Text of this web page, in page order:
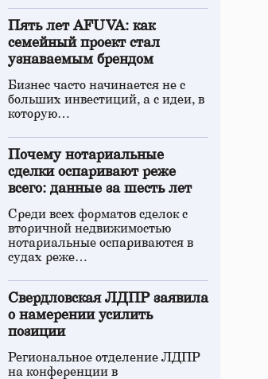
Пять лет AFUVA: как
семейный проект стал
узнаваемым брендом
Бизнес часто начинается не с
больших инвестиций, а с идеи, в
которую…
Почему нотариальные
сделки оспаривают реже
всего: данные за шесть лет
Среди всех форматов сделок с
вторичной недвижимостью
нотариальные оспариваются в
судах реже…
Свердловская ЛДПР заявила
о намерении усилить
позиции
Региональное отделение ЛДПР
на конференции в